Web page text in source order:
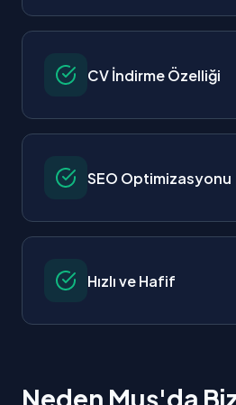
CV İndirme Özelliği
SEO Optimizasyonu
Hızlı ve Hafif
Neden Muş'da